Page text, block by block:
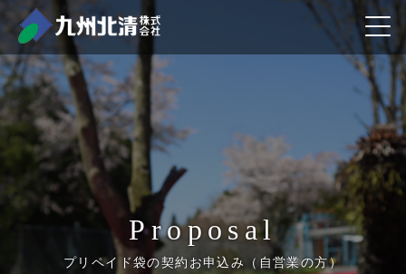
proposal
プリペイド袋の契約お申込み（自営業の方）